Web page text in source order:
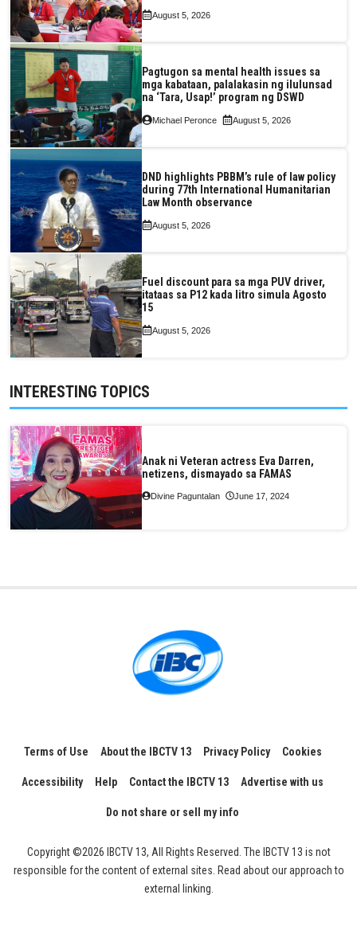
August 5, 2026
Pagtugon sa mental health issues sa
mga kabataan, palalakasin ng ilulunsad
na ‘Tara, Usap!’ program ng DSWD
Michael Peronce August 5, 2026
DND highlights PBBM’s rule of law policy
during 77th International Humanitarian
Law Month observance
August 5, 2026
Fuel discount para sa mga PUV driver,
itataas sa P12 kada litro simula Agosto
15
August 5, 2026
INTERESTING TOPICS
Anak ni Veteran actress Eva Darren,
netizens, dismayado sa FAMAS
Divine Paguntalan June 17, 2024
Terms of Use About the IBCTV 13 Privacy Policy Cookies
Accessibility Help Contact the IBCTV 13 Advertise with us
Do not share or sell my info
Copyright ©2026 IBCTV 13, All Rights Reserved. The IBCTV 13 is not
responsible for the content of external sites. Read about our approach to
external linking.